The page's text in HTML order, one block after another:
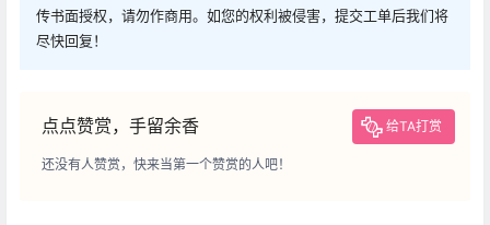
传书面授权，请勿作商用。如您的权利被侵害，提交工单后我们将
尽快回复！
点点赞赏，手留余香 给TA打赏
还没有人赞赏，快来当第一个赞赏的人吧！